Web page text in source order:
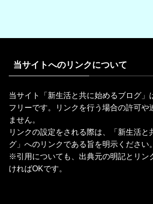
当サイトへのリンクについて
当サイト「新生活と共に始めるブログ」
フリーです。リンクを行う場合の許可や
ません。
リンクの設定をされる際は、「新生活と
グ」へのリンクである旨を明示ください。
※引用についても、出典元の明記とリン
ければOKです。